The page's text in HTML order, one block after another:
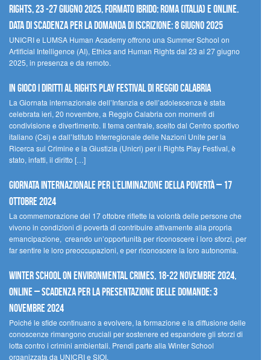
Rights, 23 -27 giugno 2025, Formato Ibrido: Roma (Italia) e online.
Data di scadenza per la domanda di iscrizione: 8 giugno 2025
UNICRI e LUMSA Human Academy offrono una Summer School on
Artificial Intelligence (AI), Ethics and Human Rights dal 23 al 27 giugno
2025, in presenza e da remoto.
In gioco i diritti al Rights Play Festival di Reggio Calabria
La Giornata internazionale dell’Infanzia e dell’adolescenza è stata
celebrata ieri, 20 novembre, a Reggio Calabria con momenti di
condivisione e divertimento. Il tema centrale, scelto dal Centro sportivo
italiano (Csi) e dall’Istituto Interregionale delle Nazioni Unite per la
Ricerca sul Crimine e la Giustizia (Unicri) per il Rights Play Festival, è
stato, infatti, il diritto […]
Giornata internazionale per l’eliminazione della povertà – 17
ottobre 2024
La commemorazione del 17 ottobre riflette la volontà delle persone che
vivono in condizioni di povertà di contribuire attivamente alla propria
emancipazione, creando un’opportunità per riconoscere i loro sforzi, per
far sentire le loro preoccupazioni, e per riconoscere la loro autonomia.
Winter School on Environmental Crimes, 18-22 novembre 2024,
Online – Scadenza per la presentazione delle domande: 3
novembre 2024
Poiché le sfide continuano a evolvere, la formazione e la diffusione delle
conoscenze rimangono cruciali per sostenere ed espandere gli sforzi di
lotta contro i crimini ambientali. Prendi parte alla Winter School
organizzata da UNICRI e SIOI.